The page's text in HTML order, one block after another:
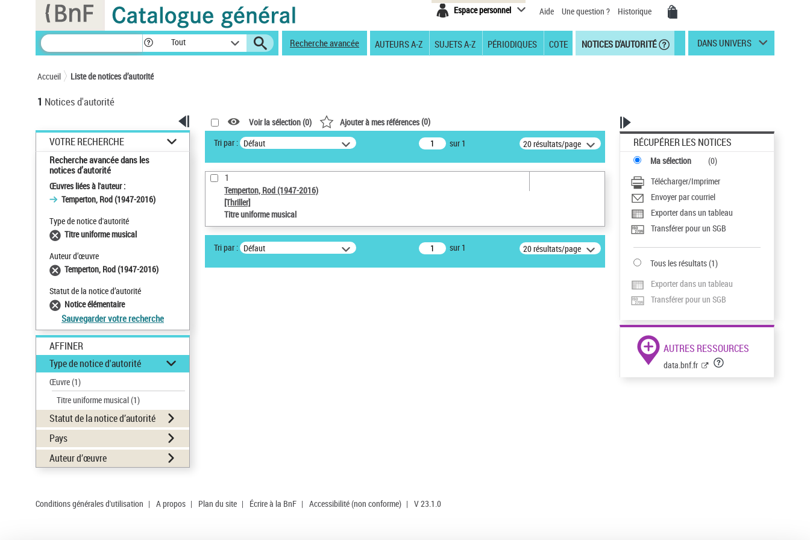
Espace personnel Aide Une question ? Historique
Tout Recherche avancée AUTEURS A-Z SUJETS A-Z PÉRIODIQUES COTE NOTICES D'AUTORITÉ DANS UNIVERS
Accueil Liste de notices d’autorité
1 Notices d'autorité
VOTRE RECHERCHE
Recherche avancée dans les
notices d’autorité
Œuvres liées à l'auteur :
Temperton, Rod (1947-2016)
Type de notice d'autorité
Titre uniforme musical
Auteur d’œuvre
Temperton, Rod (1947-2016)
Statut de la notice d’autorité
Notice élémentaire
Sauvegarder votre recherche
AFFINER
Type de notice d'autorité
Œuvre(1)
Titre uniforme musical(1)
Statut de la notice d’autorité
Pays
Auteur d’œuvre
Voir la sélection (0) Ajouter à mes références(0)
Tri par : Défaut sur 1 20 résultats/page
1
Temperton, Rod (1947-2016)
[Thriller]
Titre uniforme musical
Tri par : Défaut sur 1 20 résultats/page
RÉCUPÉRER LES NOTICES
Ma sélection (0)
Télécharger/Imprimer
Envoyer par courriel
Exporter dans un tableau
Transférer pour un SGB
Tous les résultats(1)
Exporter dans un tableau
Transférer pour un SGB
AUTRES RESSOURCES
data.bnf.fr
Conditions générales d'utilisation | A propos | Plan du site | Écrire à la BnF | Accessibilité (non conforme) | V 23.1.0
Panneau de gestion des cookies